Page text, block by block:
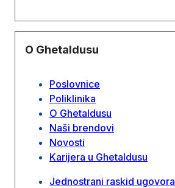
O Ghetaldusu
Poslovnice
Poliklinika
O Ghetaldusu
Naši brendovi
Novosti
Karijera u Ghetaldusu
Jednostrani raskid ugovora